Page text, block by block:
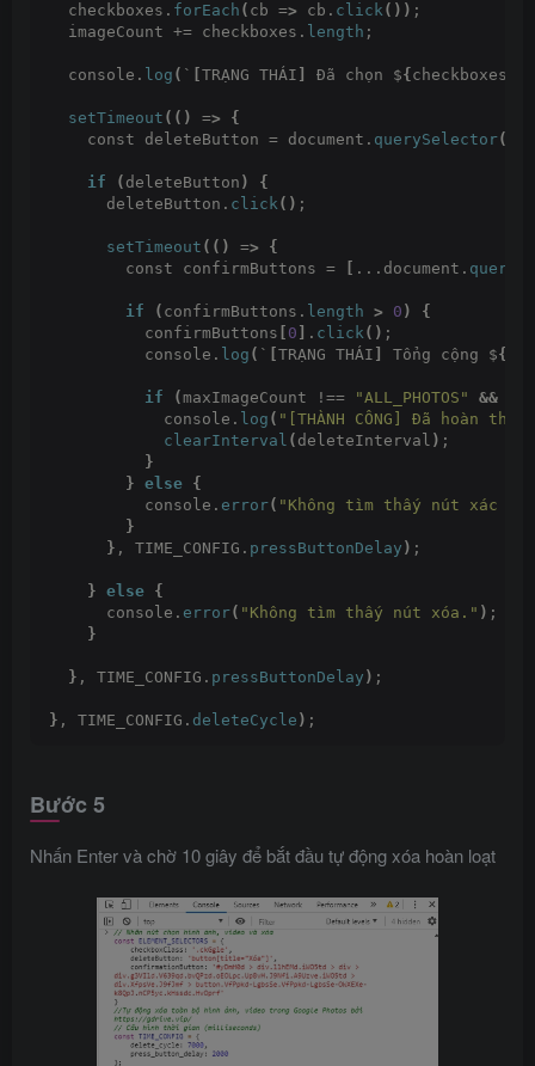
  checkboxes.
forEach ( cb => cb. click()) ;
  imageCount += checkboxes.
length ;
  console.
log ( ` TRẠNG THÁI Đã chọn ${ checkboxes.
setTimeout (() => {
    const deleteButton = document.
querySelector(
if ( deleteButton )
{
      deleteButton.
click() ;
setTimeout (() => {
        const confirmButtons =
...document.
if ( confirmButtons. length > 0 )
{
          confirmButtons
0 . click() ;
          console.
log ( ` TRẠNG THÁI Tổng cộng ${
if ( maxImageCount !== "ALL_PHOTOS" &&
            console.
log ( "[THÀNH CÔNG] Đã hoàn
clearInterval ( deleteInterval ) ;
}
} else {
          console.
error( "Không tìm thấy nút xác
}
} , TIME_CONFIG. pressButtonDelay ) ;
} else {
      console.
error( "Không tìm thấy nút xóa." ) ;
}
} , TIME_CONFIG. pressButtonDelay ) ;
} , TIME_CONFIG. deleteCycle ) ;
Bước 5
Nhấn Enter và chờ 10 giây để bắt đầu tự động xóa hoàn loạt